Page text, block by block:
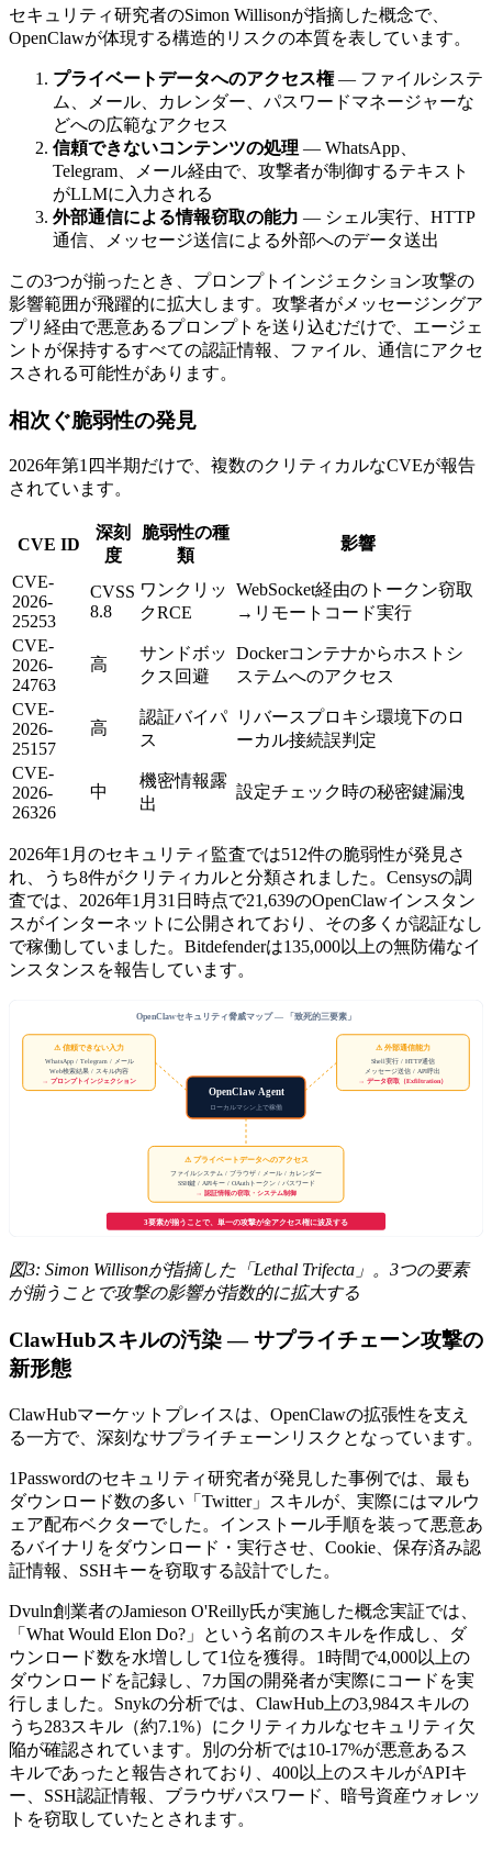
セキュリティ研究者のSimon Willisonが指摘した概念で、
OpenClawが体現する構造的リスクの本質を表しています。
プライベートデータへのアクセス権— ファイルシステ
ム、メール、カレンダー、パスワードマネージャーな
どへの広範なアクセス
信頼できないコンテンツの処理 — WhatsApp、
Telegram、メール経由で、攻撃者が制御するテキスト
がLLMに入力される
外部通信による情報窃取の能力 — シェル実行、HTTP
通信、メッセージ送信による外部へのデータ送出
この3つが揃ったとき、プロンプトインジェクション攻撃の
影響範囲が飛躍的に拡大します。攻撃者がメッセージングア
プリ経由で悪意あるプロンプトを送り込むだけで、エージェ
ントが保持するすべての認証情報、ファイル、通信にアクセ
スされる可能性があります。
相次ぐ脆弱性の発見
2026年第1四半期だけで、複数のクリティカルなCVEが報告
されています。
CVE ID
深刻
度
脆弱性の種
類
影響
CVE-
2026-
25253
CVSS
8.8
ワンクリッ
クRCE
WebSocket経由のトークン窃取
→リモートコード実行
CVE-
2026-
24763
高
サンドボッ
クス回避
Dockerコンテナからホストシ
ステムへのアクセス
CVE-
2026-
25157
高
認証バイパ
ス
リバースプロキシ環境下のロ
ーカル接続誤判定
CVE-
2026-
26326
中
機密情報露
出
設定チェック時の秘密鍵漏洩
2026年1月のセキュリティ監査では512件の脆弱性が発見さ
れ、うち8件がクリティカルと分類されました。Censysの調
査では、2026年1月31日時点で21,639のOpenClawインスタン
スがインターネットに公開されており、その多くが認証なし
で稼働していました。Bitdefenderは135,000以上の無防備なイ
ンスタンスを報告しています。
OpenClawセキュリティ脅威マップ — 「致死的三要素」
OpenClaw Agent
ローカルマシン上で稼働
⚠ 信頼できない入力
WhatsApp / Telegram / メール
Web検索結果 / スキル内容
→ プロンプトインジェクション
⚠ 外部通信能力
Shell実行 / HTTP通信
メッセージ送信 / API呼出
→ データ窃取（Exfiltration）
⚠ プライベートデータへのアクセス
ファイルシステム / ブラウザ / メール / カレンダー
SSH鍵 / APIキー / OAuthトークン / パスワード
→ 認証情報の窃取・システム制御
3要素が揃うことで、単一の攻撃が全アクセス権に波及する
図3: Simon Willisonが指摘した「Lethal Trifecta」。3つの要素
が揃うことで攻撃の影響が指数的に拡大する
ClawHubスキルの汚染 — サプライチェーン攻撃の
新形態
ClawHubマーケットプレイスは、OpenClawの拡張性を支え
る一方で、深刻なサプライチェーンリスクとなっています。
1Passwordのセキュリティ研究者が発見した事例では、最も
ダウンロード数の多い「Twitter」スキルが、実際にはマルウ
ェア配布ベクターでした。インストール手順を装って悪意あ
るバイナリをダウンロード・実行させ、Cookie、保存済み認
証情報、SSHキーを窃取する設計でした。
Dvuln創業者のJamieson O'Reilly氏が実施した概念実証では、
「What Would Elon Do?」という名前のスキルを作成し、ダ
ウンロード数を水増しして1位を獲得。1時間で4,000以上の
ダウンロードを記録し、7カ国の開発者が実際にコードを実
行しました。Snykの分析では、ClawHub上の3,984スキルの
うち283スキル（約7.1%）にクリティカルなセキュリティ欠
陥が確認されています。別の分析では10-17%が悪意あるス
キルであったと報告されており、400以上のスキルがAPIキ
ー、SSH認証情報、ブラウザパスワード、暗号資産ウォレッ
トを窃取していたとされます。